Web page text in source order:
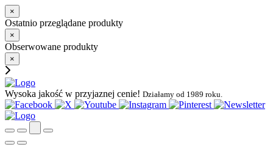
×
Ostatnio przeglądane produkty
×
Obserwowane produkty
×
Wysoka jakość w przyjaznej cenie! Działamy od 1989 roku.